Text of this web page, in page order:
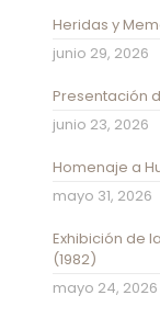
Heridas y
junio 29, 2026
Presentación
junio 23, 2026
Homenaje a
mayo 31, 2026
Exhibición de
(1982)
mayo 24, 2026